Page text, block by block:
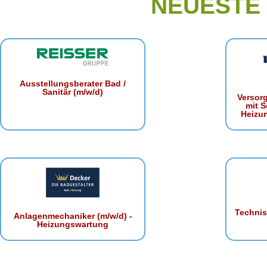
Ausstellungsberater Bad /
Sanitär (m/w/d)
mit
Anlagenmechaniker (m/w/d) -
Heizungswartung